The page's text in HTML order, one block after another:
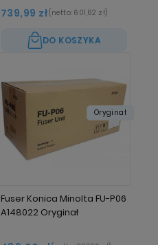
739,99 zł(netto: 601,62 zł)
DO KOSZYKA
Fuser Konica Minolta FU-P06
A148022 Oryginał
Oryginał